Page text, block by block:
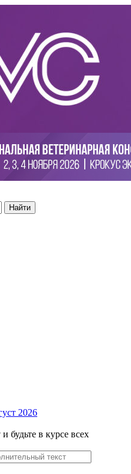
Найти
2026
будьте в курсе всех